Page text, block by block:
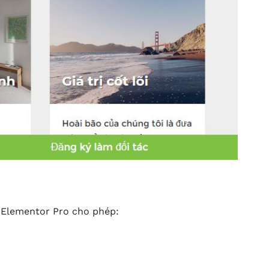
Pro cho phép: